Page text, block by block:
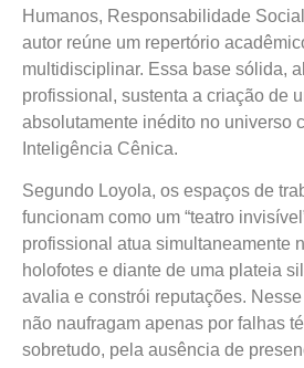
Humanos, Responsabilidade
autor reúne um repertório
multidisciplinar. Essa base sólida,
profissional, sustenta a criação de
absolutamente inédito no universo
Inteligência Cênica.
Segundo Loyola, os espaços de
funcionam como um “teatro
profissional atua simultaneamente
holofotes e diante de uma plateia
avalia e constrói reputações.
não naufragam apenas por falhas
sobretudo, pela ausência de